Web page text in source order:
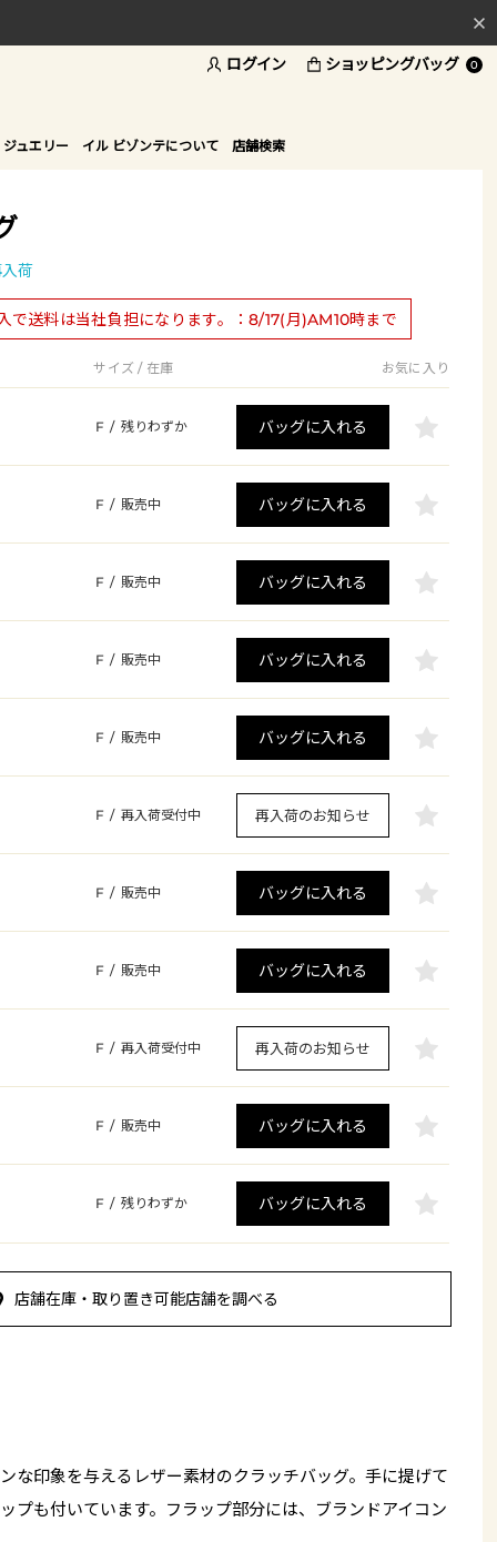
ログイン ショッピングバッグ 0
ュエリー イル ビゾンテについて 店舗検索
荷
で送料は当社負担になります。：8/17(月)AM10時まで
サイズ / 在庫 お気に入り
F / 残りわずか バッグに入れる
F / 販売中 バッグに入れる
F / 販売中 バッグに入れる
F / 販売中 バッグに入れる
F / 販売中 バッグに入れる
F / 再入荷受付中 再入荷のお知らせ
F / 販売中 バッグに入れる
F / 販売中 バッグに入れる
F / 再入荷受付中 再入荷のお知らせ
F / 販売中 バッグに入れる
F / 残りわずか バッグに入れる
店舗在庫・取り置き可能店舗を調べる
な印象を与えるレザー素材のクラッチバッグ。手に提げて
プも付いています。フラップ部分には、ブランドアイコン